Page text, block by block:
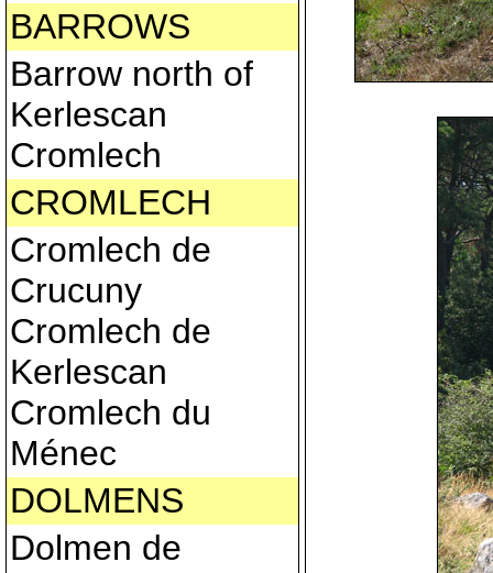
BARROWS
Barrow north of
Kerlescan
Cromlech
CROMLECH
Cromlech de
Crucuny
Cromlech de
Kerlescan
Cromlech du
Ménec
DOLMENS
Dolmen de